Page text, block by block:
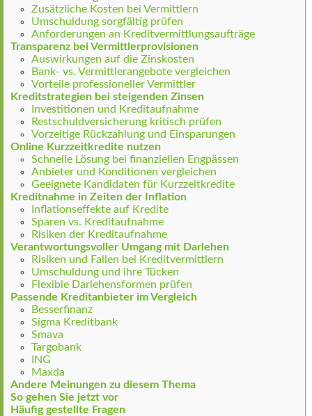
Zusätzliche Kosten bei Vermittlern
Umschuldung sorgfältig prüfen
Anforderungen an Kreditvermittlungsaufträge
Transparenz bei Vermittlerprovisionen
Auswirkungen auf die Zinskosten
Bank- vs. Vermittlerangebote vergleichen
Vorteile professioneller Vermittler
Kreditstrategien bei steigenden Zinsen
Investitionen und Kreditaufnahme
Restschuldversicherung kritisch prüfen
Vorzeitige Rückzahlung und Einsparungen
Online Kurzzeitkredite nutzen
Schnelle Lösung bei finanziellen Engpässen
Anbieter und Konditionen vergleichen
Geeignete Kandidaten für Kurzzeitkredite
Kreditnahme in Zeiten der Inflation
Inflationseffekte auf Kredite
Sparen vs. Kreditaufnahme
Risiken der Kreditaufnahme
Verantwortungsvoller Umgang mit Darlehen
Risiken und Fallen bei Kreditvermittlern
Umschuldung und ihre Tücken
Flexible Darlehensformen prüfen
Passende Kreditanbieter im Vergleich
Besserfinanz
Sigma Kreditbank
Smava
Targobank
ING
Maxda
Andere Meinungen zu diesem Thema
So gehen Sie jetzt vor
Häufig gestellte Fragen